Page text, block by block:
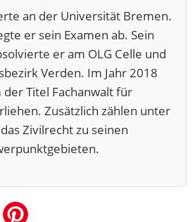
an der Universität Bremen.
er sein Examen ab. Sein
er am OLG Celle und
Verden. Im Jahr 2018
Titel Fachanwalt für
Zusätzlich zählen unter
Zivilrecht zu seinen